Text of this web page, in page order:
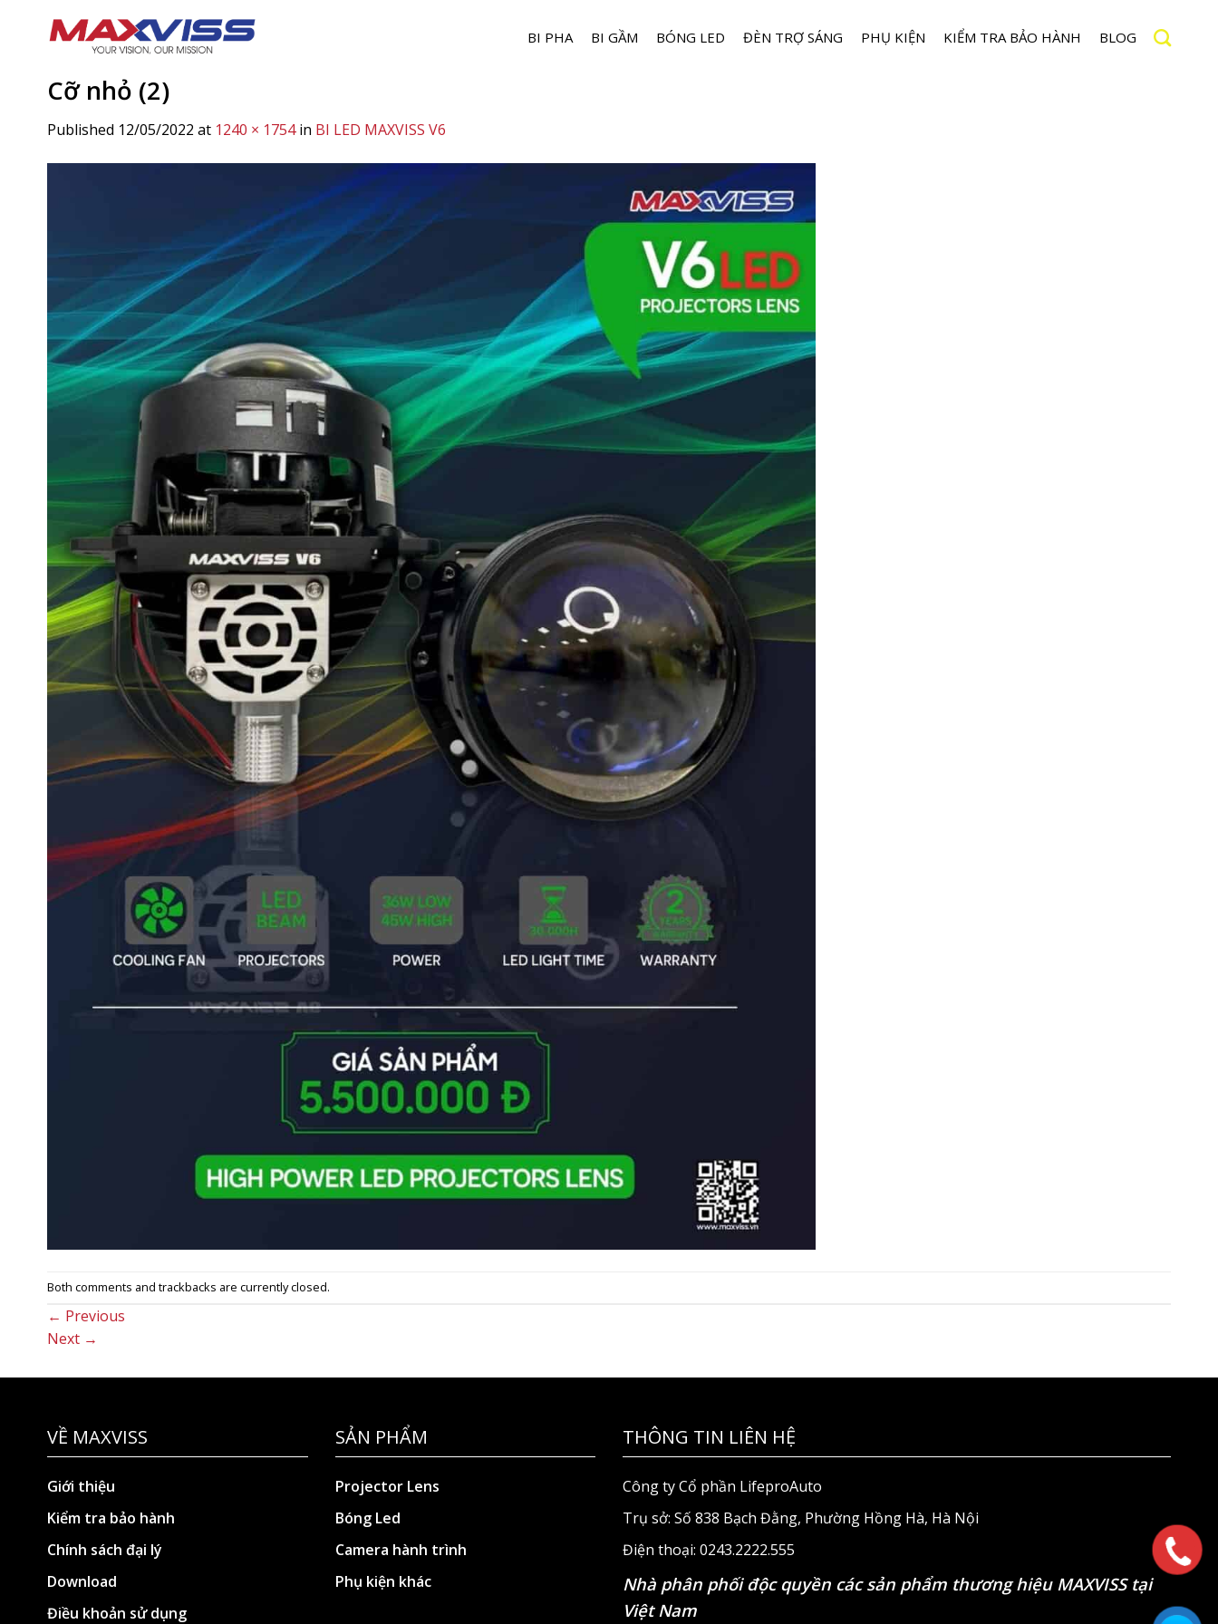
BI PHA BI GẦM BÓNG LED ĐÈN TRỢ SÁNG PHỤ KIỆN KIỂM TRA BẢO HÀNH BLOG
Cỡ nhỏ (2)
Published 12/05/2022 at 1240 × 1754in BI LED MAXVISS V6
Both comments and trackbacks are currently closed.
← Previous
Next →
VỀ MAXVISS
Giới thiệu
Kiểm tra bảo hành
Chính sách đại lý
Download
Điều khoản sử dụng
SẢN PHẨM
Projector Lens
Bóng Led
Camera hành trình
Phụ kiện khác
THÔNG TIN LIÊN HỆ
Công ty Cổ phần LifeproAuto
Trụ sở: Số 838 Bạch Đằng, Phường Hồng Hà, Hà Nội
Điện thoại: 0243.2222.555
Nhà phân phối độc quyền các sản phẩm thương hiệu MAXVISS tại
Việt Nam